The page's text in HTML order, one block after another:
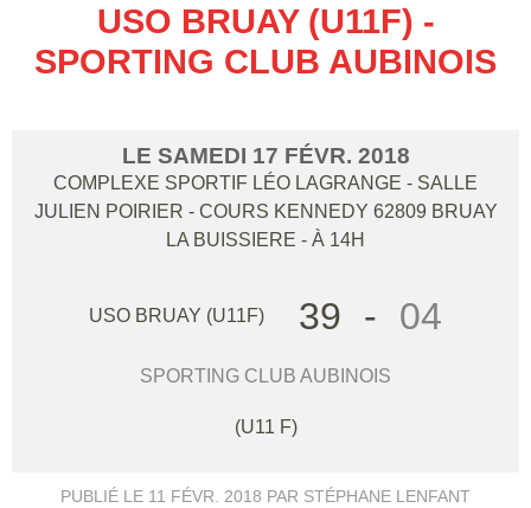
USO BRUAY (U11F) -
SPORTING CLUB AUBINOIS
LE SAMEDI 17 FÉVR. 2018
COMPLEXE SPORTIF LÉO LAGRANGE - SALLE
JULIEN POIRIER - COURS KENNEDY 62809 BRUAY
LA BUISSIERE - À 14H
USO BRUAY (U11F) 39 - 04
SPORTING CLUB AUBINOIS
(U11 F)
PUBLIÉ LE 11 FÉVR. 2018 PAR STÉPHANE LENFANT